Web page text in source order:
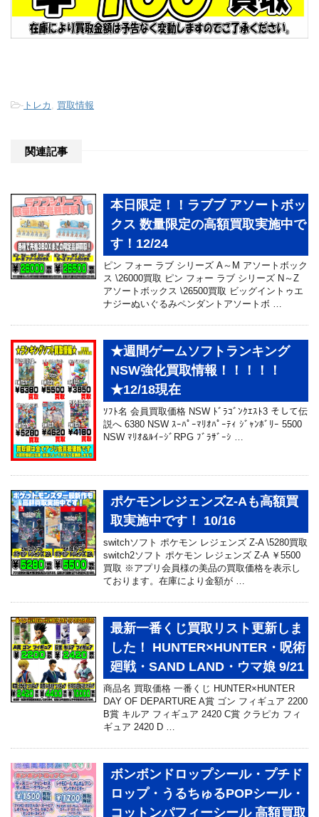
- トレカ , 買取情報
関連記事
本日限定！！ラブブ アソートボッ
クス 数量限定の高額買取実施中で
す！12/24
ピン フォー ラブ シリーズ A～M アソートボック
ス \26000買取 ピン フォー ラブ シリーズ N～Z
アソートボックス \26500買取 ビッグイントゥエ
ナジーぬいぐるみペンダントアソートボ …
★週間ゲームソフトランキング
NSW強化買取情報！！！！！
★12/18現在
ｿﾌﾄ名 会員買取価格 NSW ﾄﾞﾗｺﾞﾝｸｴｽﾄ3 そして伝
説へ 6380 NSW ｽｰﾊﾟｰﾏﾘｵﾊﾟｰﾃｨ ｼﾞｬﾝﾎﾞﾘｰ 5500
NSW ﾏﾘｵ&ﾙｲｰｼﾞRPG ﾌﾞﾗｻﾞｰｼ …
ポケモンレジェンズZ-Aも高額買
取実施中です！ 10/16
switchソフト ポケモン レジェンズ Z-A \5280買取
switch2ソフト ポケモン レジェンズ Z-A ￥5500
買取 ※アプリ会員様の美品の買取価格を表示し
ております。在庫により金額が …
最新一番くじ買取リスト更新しま
した！ HUNTER×HUNTER・呪術
廻戦・SAND LAND・ウマ娘 9/21
商品名 買取価格 一番くじ HUNTER×HUNTER
DAY OF DEPARTURE A賞 ゴン フィギュア 2200
B賞 キルア フィギュア 2420 C賞 クラピカ フィ
ギュア 2420 D …
ボンボンドロップシール・プチド
ロップ・うるちゅるPOPシール・
コットンパフィーシール 高額買取